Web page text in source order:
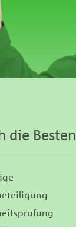
die Besten